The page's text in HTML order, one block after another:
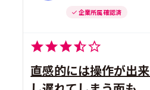
企業所属 確認済
直感的には操作が出